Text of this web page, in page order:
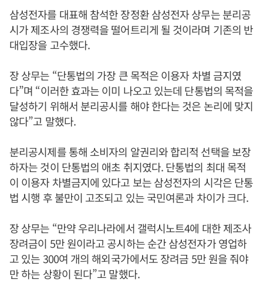
삼성전자를 대표해 참석한 장정환 삼성전자 상무는 분리공
시가 제조사의 경쟁력을 떨어트리게 될 것이라며 기존의 반
대입장을 고수했다.
장 상무는 “단통법의 가장 큰 목적은 이용자 차별 금지였
다”며 “이러한 효과는 이미 나오고 있는데 단통법의 목적을
달성하기 위해서 분리공시를 해야 한다는 것은 논리에 맞지
않다”고 말했다.
분리공시제를 통해 소비자의 알권리와 합리적 선택을 보장
하자는 것이 단통법의 애초 취지였다. 단통법의 최대 목적
이 이용자 차별금지에 있다고 보는 삼성전자의 시각은 단통
법 시행 후 불만이 고조되고 있는 국민여론과 차이가 크다.
장 상무는 “만약 우리나라에서 갤럭시노트4에 대한 제조사
장려금이 5만 원이라고 공시하는 순간 삼성전자가 영업하
고 있는 300여 개의 해외국가에서도 장려금 5만 원을 줘야
만 하는 상황이 된다”고 말했다.